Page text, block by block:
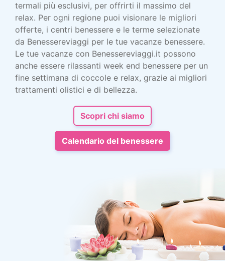
termali più esclusivi, per offrirti il massimo del
relax. Per ogni regione puoi visionare le migliori
offerte, i centri benessere e le terme selezionate
da Benessereviaggi per le tue vacanze benessere.
Le tue vacanze con Benessereviaggi.it possono
anche essere rilassanti week end benessere per un
fine settimana di coccole e relax, grazie ai migliori
trattamenti olistici e di bellezza.
Scopri chi siamo
Calendario del benessere